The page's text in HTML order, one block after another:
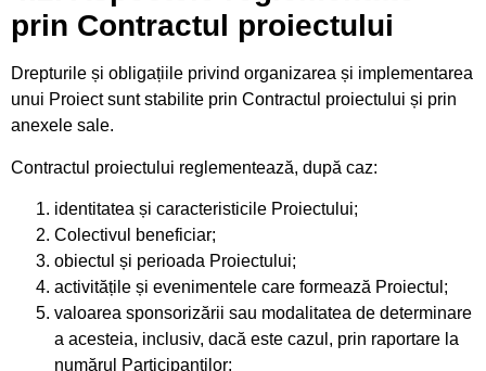
prin Contractul proiectului
Drepturile și obligațiile privind organizarea și implementarea
unui Proiect sunt stabilite prin Contractul proiectului și prin
anexele sale.
Contractul proiectului reglementează, după caz:
identitatea și caracteristicile Proiectului;
Colectivul beneficiar;
obiectul și perioada Proiectului;
activitățile și evenimentele care formează Proiectul;
valoarea sponsorizării sau modalitatea de determinare
a acesteia, inclusiv, dacă este cazul, prin raportare la
numărul Participanților;